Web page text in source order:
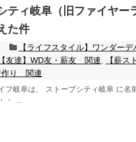
ティ岐阜（旧ファイヤー
た件
【ライフスタイル】ワンダー
【友達】WD友・薪友 関連 【薪
作り 関連
フ岐阜は、 ストーブシティ岐阜 に名
・ ...